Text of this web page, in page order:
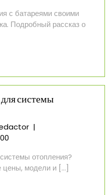
системы
отопления
с батареями своими
Подробный рассказ о
системы
Выбор
крана
для
|
отопления?
цены, модели и [...]